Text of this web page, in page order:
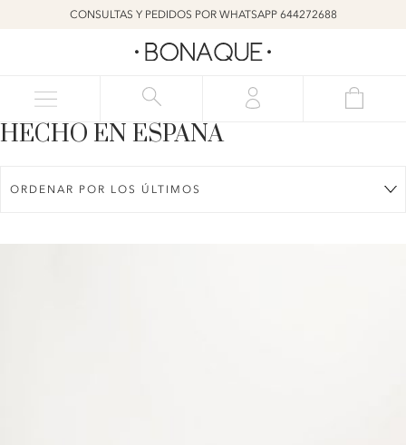
CONSULTAS Y PEDIDOS POR WHATSAPP 644272688
HECHO EN ESPAÑA